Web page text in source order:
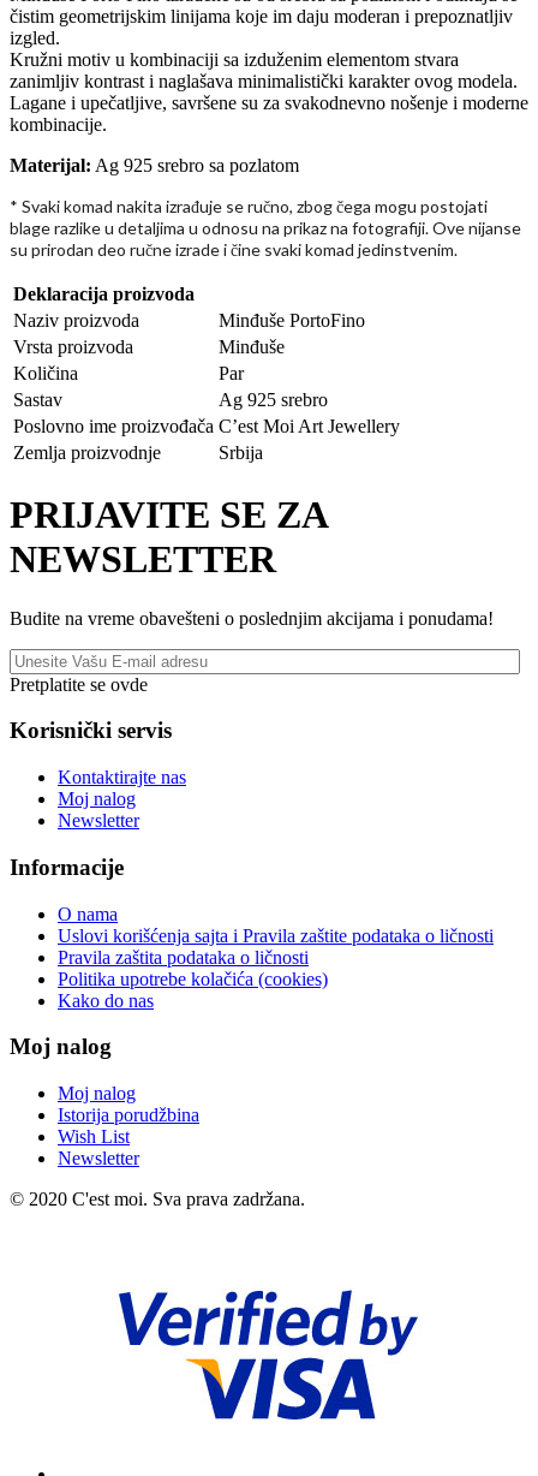
čistim geometrijskim linijama koje im daju moderan i prepoznatljiv
izgled.
Kružni motiv u kombinaciji sa izduženim elementom stvara
zanimljiv kontrast i naglašava minimalistički karakter ovog modela.
Lagane i upečatljive, savršene su za svakodnevno nošenje i moderne
kombinacije.
Materijal: Ag 925 srebro sa pozlatom
* Svaki komad nakita izrađuje se ručno, zbog čega mogu postojati
blage razlike u detaljima u odnosu na prikaz na fotografiji. Ove nijanse
su prirodan deo ručne izrade i čine svaki komad jedinstvenim.
Deklaracija proizvoda
Naziv proizvoda
Minđuše PortoFino
Vrsta proizvoda
Minđuše
Količina
Par
Sastav
Ag 925 srebro
Poslovno ime proizvođača C’est Moi Art Jewellery
Zemlja proizvodnje
Srbija
PRIJAVITE SE ZA
NEWSLETTER
Budite na vreme obavešteni o poslednjim akcijama i ponudama!
Pretplatite se ovde
Korisnički servis
Kontaktirajte nas
Moj nalog
Newsletter
Informacije
O nama
Uslovi korišćenja sajta i Pravila zaštite podataka o ličnosti
Pravila zaštita podataka o ličnosti
Politika upotrebe kolačića (cookies)
Kako do nas
Moj nalog
Moj nalog
Istorija porudžbina
Wish List
Newsletter
© 2020 C'est moi. Sva prava zadržana.